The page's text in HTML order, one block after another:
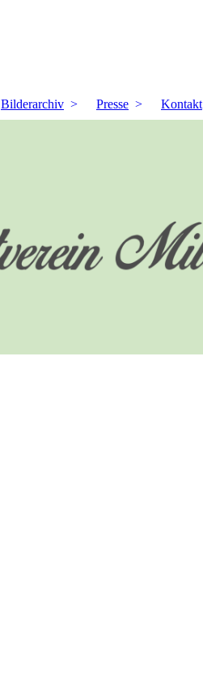
Bilderarchiv Presse Kontakt